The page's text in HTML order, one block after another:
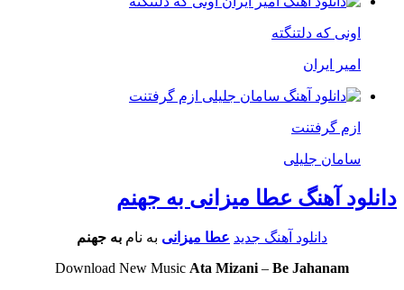
اونی که دلتنگته
امیر ایران
ازم گرفتنت
سامان جلیلی
دانلود آهنگ عطا میزانی به جهنم
دانلود آهنگ جدید عطا میزانی به نام به جهنم
Download New Music Ata Mizani – Be Jahanam